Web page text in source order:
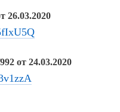
26.03.2020
от 24.03.2020